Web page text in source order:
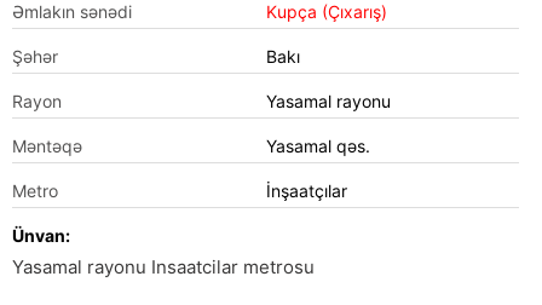
Əmlakın sənədi Kupça (Çıxarış)
Şəhər Bakı
Rayon Yasamal rayonu
Məntəqə Yasamal qəs.
Metro İnşaatçılar
Ünvan:
Yasamal rayonu Insaatcilar metrosu